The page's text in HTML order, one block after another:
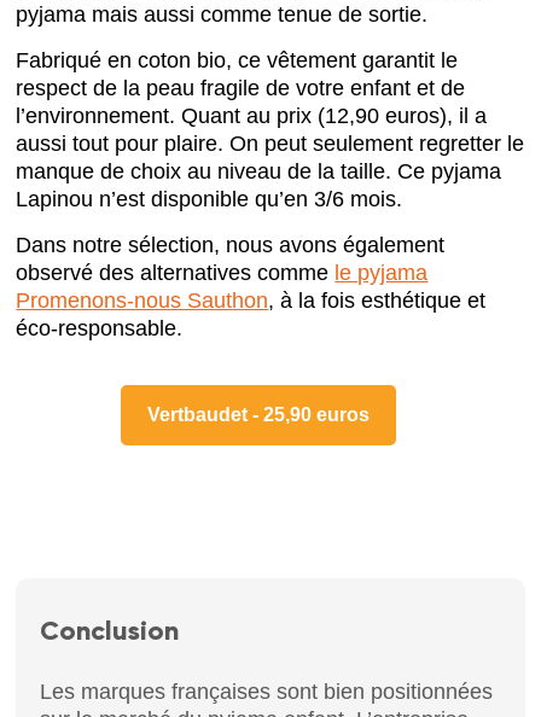
pyjama mais aussi comme tenue de sortie.
Fabriqué en coton bio, ce vêtement garantit le
respect de la peau fragile de votre enfant et de
l’environnement. Quant au prix (12,90 euros), il a
aussi tout pour plaire. On peut seulement regretter le
manque de choix au niveau de la taille. Ce pyjama
Lapinou n’est disponible qu’en 3/6 mois.
Dans notre sélection, nous avons également
observé des alternatives comme le pyjama
Promenons-nous Sauthon, à la fois esthétique et
éco-responsable.
Vertbaudet - 25,90 euros
Conclusion
Les marques françaises sont bien positionnées